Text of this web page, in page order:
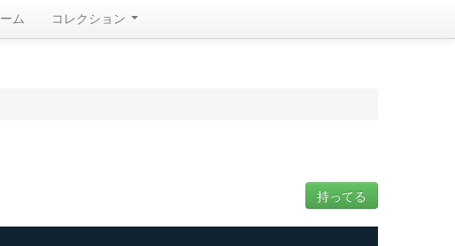
ム コレクション
持ってる